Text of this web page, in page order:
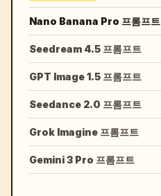
Nano Banana Pro 프롬프트
Seedream 4.5 프롬프트
GPT Image 1.5 프롬프트
Seedance 2.0 프롬프트
Grok Imagine 프롬프트
Gemini 3 Pro 프롬프트